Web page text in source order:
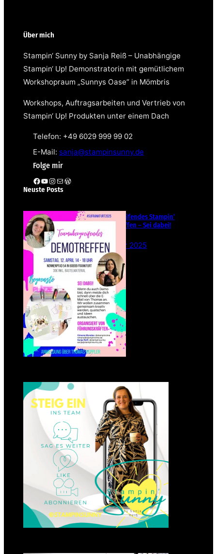
Über mich
Stampin‘ Sunny by Sanja Reiß – Unabhängige
Stampin‘ Up! Demonstratorin mit gemütlichem
Workshopraum „Sunnys Oase“ in Mömbris
Workshops, Auftragsarbeiten und Vertrieb von
Stampin‘ Up! Produkten unter einem Dach
Telefon: +49 6029 999 99 02
E-Mail: sanja@stampinsunny.de
Folge mir
Facebook YouTube Instagram E-Mail WordPress
Neuste Posts
Teamübergreifendes Stampin‘
Up! Demotreffen – Sei dabei!
26. Februar 2025
Einsteigen 2025 im Team
Stampin‘ Sunny
23. Januar 2025